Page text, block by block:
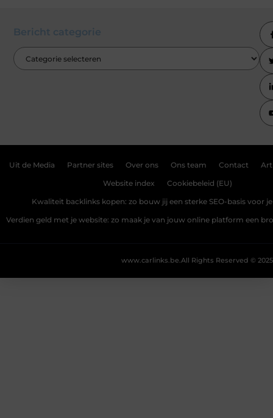
Bericht categorie
Uit de Media Partner sites Over ons Ons team Contact
Website index Cookiebeleid (EU)
Kwaliteit backlinks kopen: zo bouw jij een sterke SEO-basis voor
Verdien geld met je website: zo maak je van jouw online platform een
All Rights Reserved © 2025
www.carlinks.be.